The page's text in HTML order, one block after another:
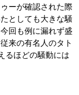
ーが確認された際
としても大きな騒
回も例に漏れず盛
来の有名人のタト
るほどの騒動には